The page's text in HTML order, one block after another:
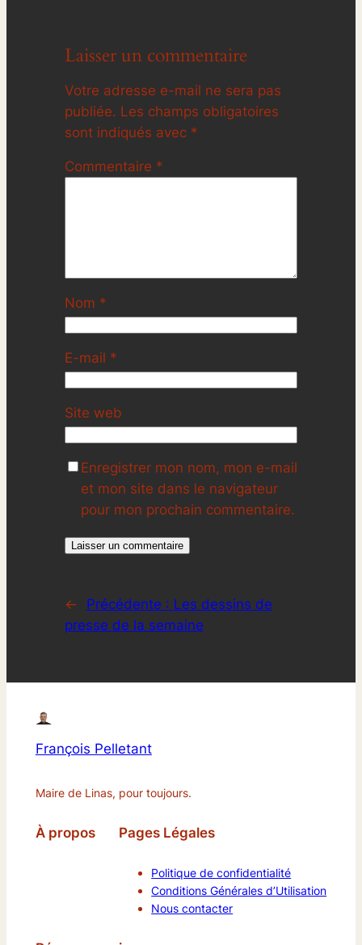
Laisser un commentaire
Votre adresse e-mail ne sera pas
publiée. Les champs obligatoires
sont indiqués avec *
Commentaire *
Nom *
E-mail *
Site web
Enregistrer mon nom, mon e-mail
et mon site dans le navigateur
pour mon prochain commentaire.
← Précédente : Les dessins de
presse de la semaine
François Pelletant
Maire de Linas, pour toujours.
À propos Pages Légales
Politique de confidentialité
Conditions Générales d’Utilisation
Nous contacter